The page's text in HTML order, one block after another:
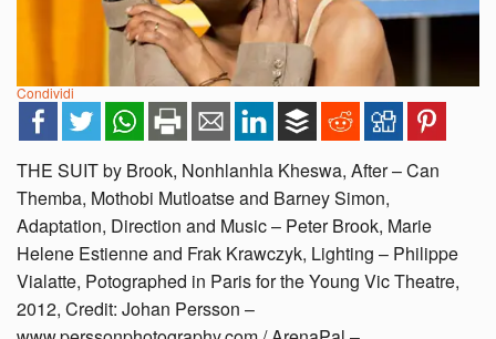
Condividi
THE SUIT by Brook, Nonhlanhla Kheswa, After – Can
Themba, Mothobi Mutloatse and Barney Simon,
Adaptation, Direction and Music – Peter Brook, Marie
Helene Estienne and Frak Krawczyk, Lighting – Philippe
Vialatte, Potographed in Paris for the Young Vic Theatre,
2012, Credit: Johan Persson –